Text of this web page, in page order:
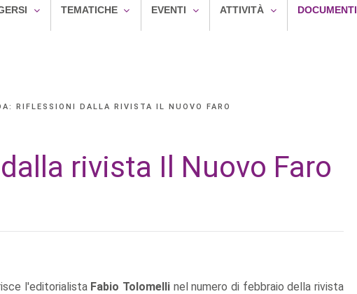
TEMATICHE EVENTI ATTIVITÀ DOCUMENTI
RIFLESSIONI DALLA RIVISTA IL NUOVO FARO
rivista Il Nuovo Faro
l'editorialista Fabio Tolomelli nel numero di febbraio della rivista